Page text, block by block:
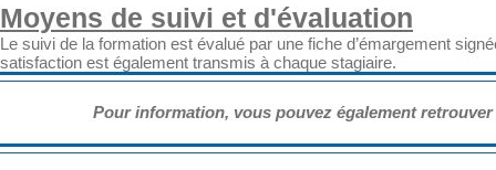
Moyens de suivi et d'évaluation
Le suivi de la formation est évalué par une fiche d’émargement
satisfaction est également transmis à chaque stagiaire.
Pour information, vous pouvez également retrouver